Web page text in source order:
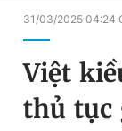
Chuyên mục
Đổi mật
Tin đã lưu
31/03/2025 04:24
Việt
thủ tục